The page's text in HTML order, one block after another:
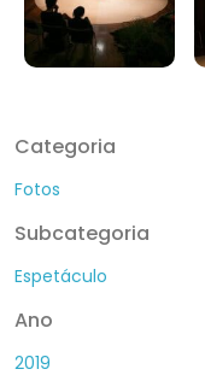
Categoria
Fotos
Subcategoria
Espetáculo
Ano
2019